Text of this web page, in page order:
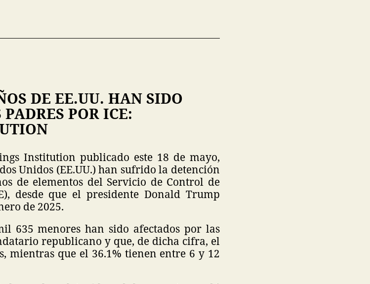
DE EE.UU. HAN SIDO
POR ICE:
Institution publicado este 18 de mayo,
Unidos (EE.UU.) han sufrido la detención
de elementos del Servicio de Control de
desde que el presidente Donald Trump
de 2025.
635 menores han sido afectados por las
republicano y que, de dicha cifra, el
mientras que el 36.1% tienen entre 6 y 12